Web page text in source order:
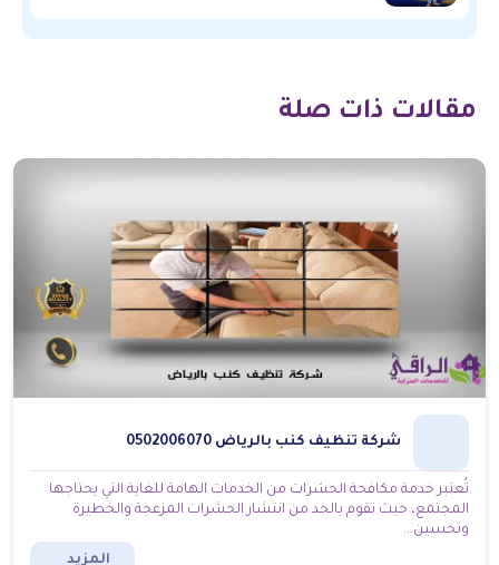
مقالات ذات صلة
شركة تنظيف كنب بالرياض 0502006070
تُعتبر خدمة مكافحة الحشرات من الخدمات الهامة للغاية التي يحتاجها
المجتمع، حيث تقوم بالحد من انتشار الحشرات المزعجة والخطيرة
وتحسين...
المزيد